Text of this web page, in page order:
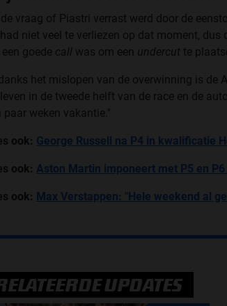
vraag of Piastri verrast werd door de
niet veel te verliezen op dat moment,
goede call was om een undercut te
het mislopen van de overwinning is de
in de tweede helft van de race en de
paar weken vakantie.''
ook: George Russell na P4 in kwalificatie
ook: Aston Martin imponeert met P5 en
ook: Max Verstappen: "Hele weekend al
UPDATES